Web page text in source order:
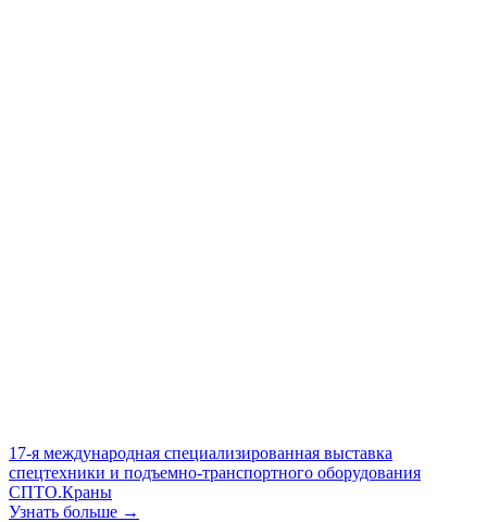
17-я международная специализированная выставка
спецтехники и подъемно-транспортного оборудования
СПТО.Краны
Узнать больше →